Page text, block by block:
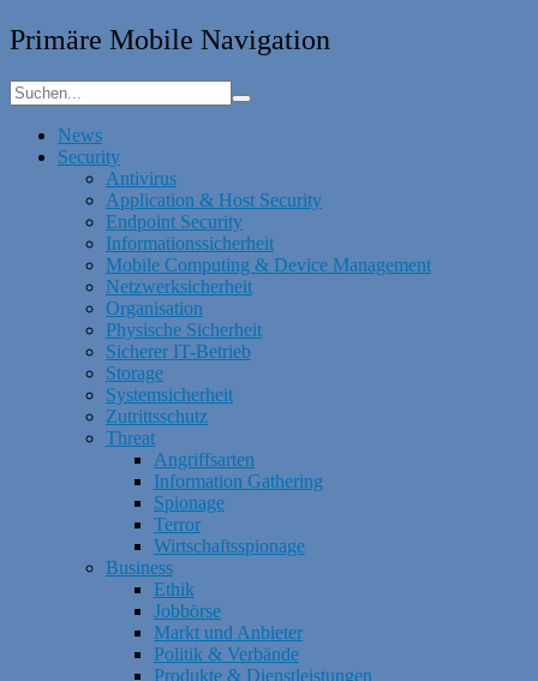
Primäre Mobile Navigation
News
Security
Antivirus
Application & Host Security
Endpoint Security
Informationssicherheit
Mobile Computing & Device Management
Netzwerksicherheit
Organisation
Physische Sicherheit
Sicherer IT-Betrieb
Storage
Systemsicherheit
Zutrittsschutz
Threat
Angriffsarten
Information Gathering
Spionage
Terror
Wirtschaftsspionage
Business
Ethik
Jobbörse
Markt und Anbieter
Politik & Verbände
Produkte & Dienstleistungen